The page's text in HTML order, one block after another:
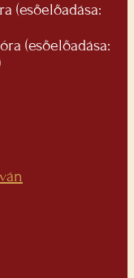
(esőelőadása:
(esőelőadása: